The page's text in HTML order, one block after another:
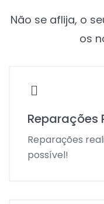
Não se aflija, o
os
Reparações
Reparações
possível!